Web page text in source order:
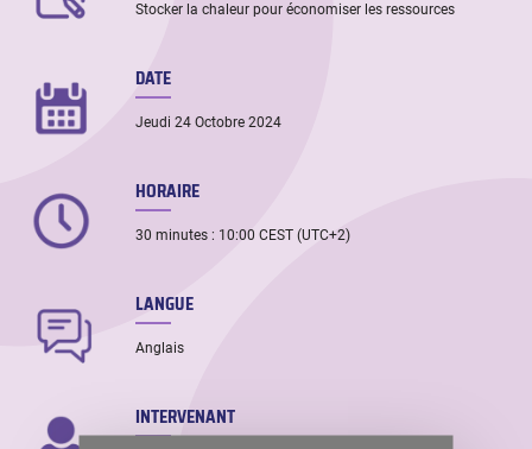
Stocker la chaleur pour économiser les ressources
DATE
Jeudi 24 Octobre 2024
HORAIRE
30 minutes : 10:00 CEST (UTC+2)
LANGUE
Anglais
INTERVENANT